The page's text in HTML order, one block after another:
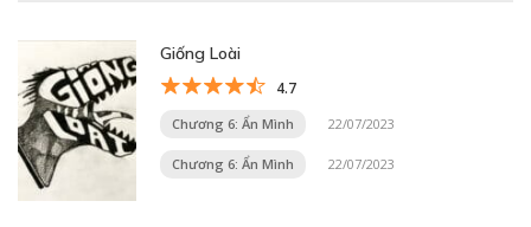
Giống Loài
4.7
Chương 6: Ẩn Mình 22/07/2023
Chương 6: Ẩn Mình 22/07/2023